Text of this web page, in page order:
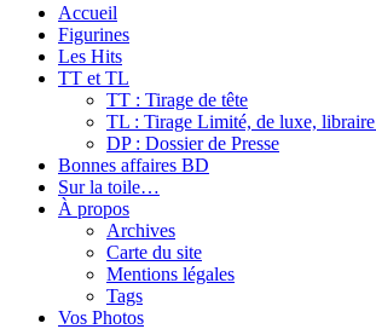
Accueil
Figurines
Les Hits
TT et TL
TT : Tirage de tête
TL : Tirage Limité, de luxe,
DP : Dossier de Presse
Bonnes affaires BD
Sur la toile…
À propos
Archives
Carte du site
Mentions légales
Tags
Vos Photos